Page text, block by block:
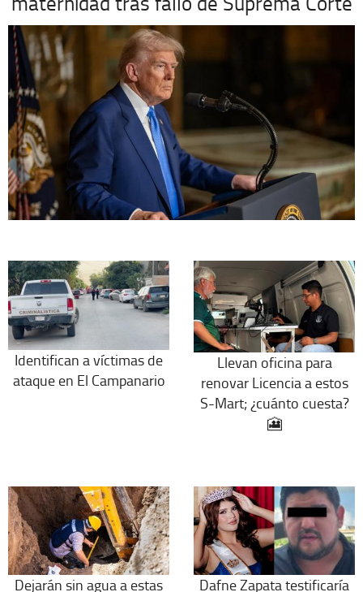
Identifican a víctimas de
ataque en El Campanario
Llevan oficina para
renovar Licencia a estos
S-Mart; ¿cuánto cuesta?
🎦
Dejarán sin agua a estas
Dafne Zapata testificaría